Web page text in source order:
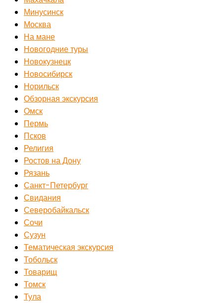
Минусинск
Москва
На мане
Новогодние туры
Новокузнецк
Новосибирск
Норильск
Обзорная экскурсия
Омск
Пермь
Псков
Религия
Ростов на Дону
Рязань
Санкт-Петербург
Свидания
Северобайкальск
Сочи
Сузун
Тематическая экскурсия
Тобольск
Товарищ
Томск
Тула